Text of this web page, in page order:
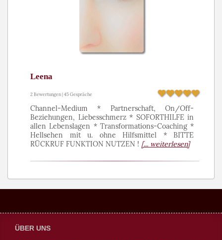
Leena
2 Bewertungen | 45 Gespräche
Channel-Medium * Partnerschaft, On/Off-
Beziehungen, Liebesschmerz * SOFORTHILFE in
allen Lebenslagen * Transformations-Coaching *
Hellsehen mit u. ohne Hilfsmittel * BITTE
RÜCKRUF FUNKTION NUTZEN ! [... weiterlesen]
ÜBER UNS